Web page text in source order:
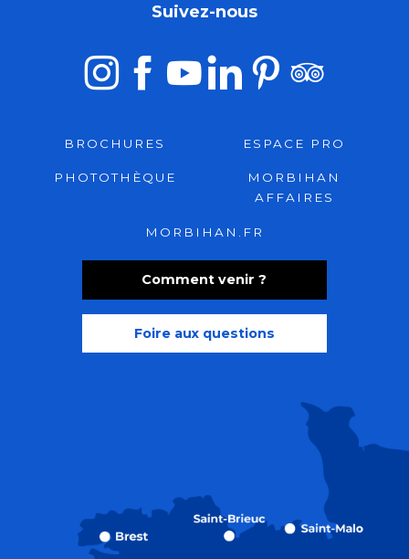
Comment venir ?
Foire aux questions
Suivez-nous
BROCHURES ESPACE PRO
PHOTOTHÈQUE
MORBIHAN
AFFAIRES
MORBIHAN.FR